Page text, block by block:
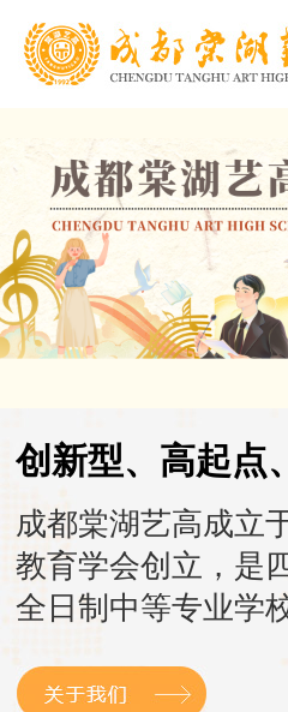
创新型、高起点
成都棠湖艺高成立
教育学会创立，是
全日制中等专业学
淀，现已成为一所